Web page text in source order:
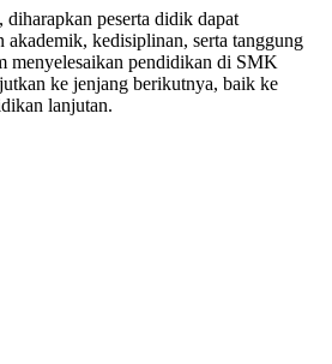
peserta didik dapat
akademik, kedisiplinan, serta tanggung
menyelesaikan pendidikan di SMK
ke jenjang berikutnya, baik ke
lanjutan.